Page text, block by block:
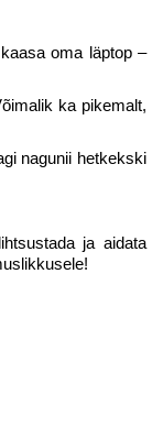
oma läptop –
ka pikemalt,
nagunii hetkekski
ja aidata